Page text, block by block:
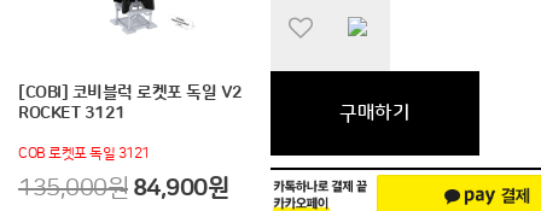
[COBI] 코비블럭 로켓포 독일 V2
ROCKET 3121
COB 로켓포 독일 3121
135,000원 84,900원
구매하기